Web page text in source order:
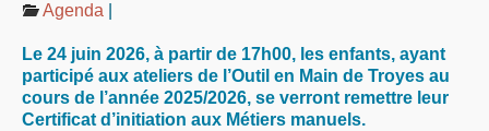
Agenda
Le 24 juin 2026, à partir de 17h00, les enfants, ayant
participé aux ateliers de l’Outil en Main de Troyes au
cours de l’année 2025/2026, se verront remettre leur
Certificat d’initiation aux Métiers manuels.